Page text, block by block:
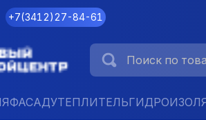
+7(3412)27-84-61
ФАСАДУТЕПЛИТЕЛЬ